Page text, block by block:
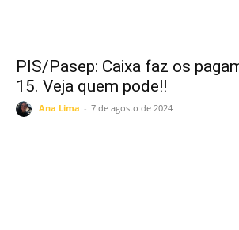
PIS/Pasep: Caixa faz os
15. Veja quem pode!!
Ana Lima - 7 de agosto de 2024